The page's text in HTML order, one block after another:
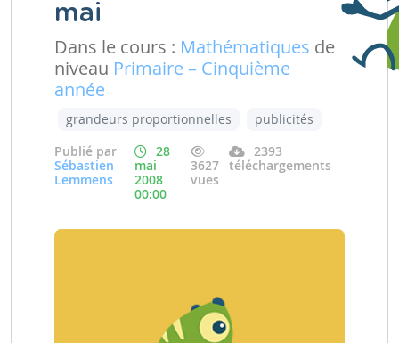
mai
Dans le cours : Mathématiques de
niveau Primaire – Cinquième
année
grandeurs proportionnelles
publicités
Publié par
Sébastien
Lemmens
28
mai
2008
00:00
3627
vues
2393
téléchargements